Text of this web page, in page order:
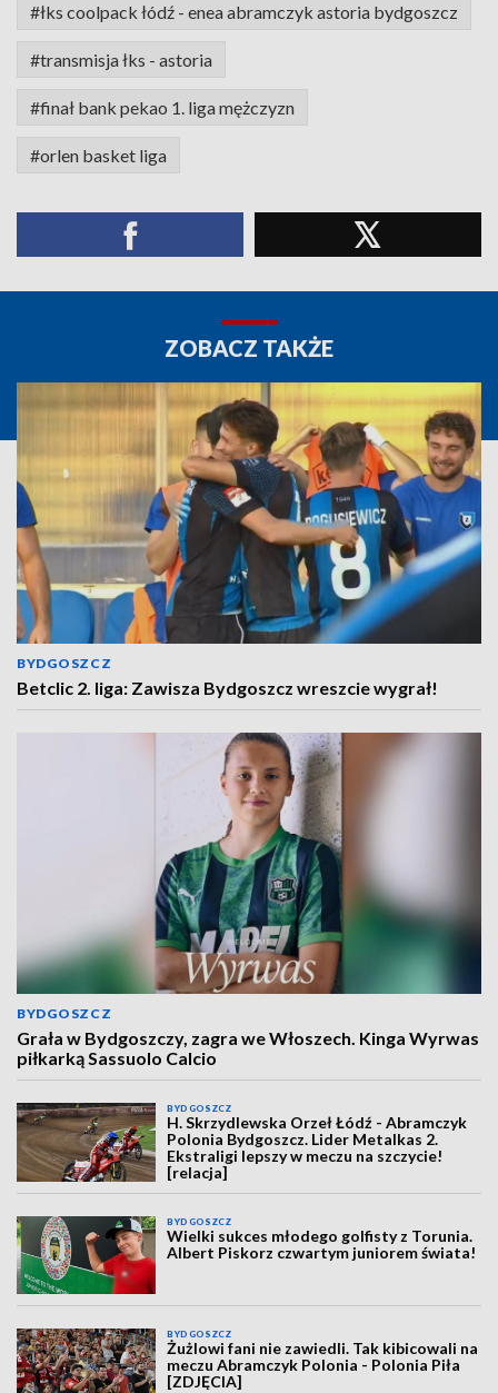
#łks coolpack łódź - enea abramczyk astoria bydgoszcz
#transmisja łks - astoria
#finał bank pekao 1. liga mężczyzn
#orlen basket liga
ZOBACZ TAKŻE
BYDGOSZCZ
Betclic 2. liga: Zawisza Bydgoszcz wreszcie wygrał!
BYDGOSZCZ
Grała w Bydgoszczy, zagra we Włoszech. Kinga Wyrwas
piłkarką Sassuolo Calcio
BYDGOSZCZ
H. Skrzydlewska Orzeł Łódź - Abramczyk
Polonia Bydgoszcz. Lider Metalkas 2.
Ekstraligi lepszy w meczu na szczycie!
[relacja]
BYDGOSZCZ
Wielki sukces młodego golfisty z Torunia.
Albert Piskorz czwartym juniorem świata!
BYDGOSZCZ
Żużlowi fani nie zawiedli. Tak kibicowali na
meczu Abramczyk Polonia - Polonia Piła
[ZDJĘCIA]